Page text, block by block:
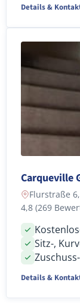
Details &
Carqueville
Flurstraße 6,
4,8 (269
Sitz-,
Details &